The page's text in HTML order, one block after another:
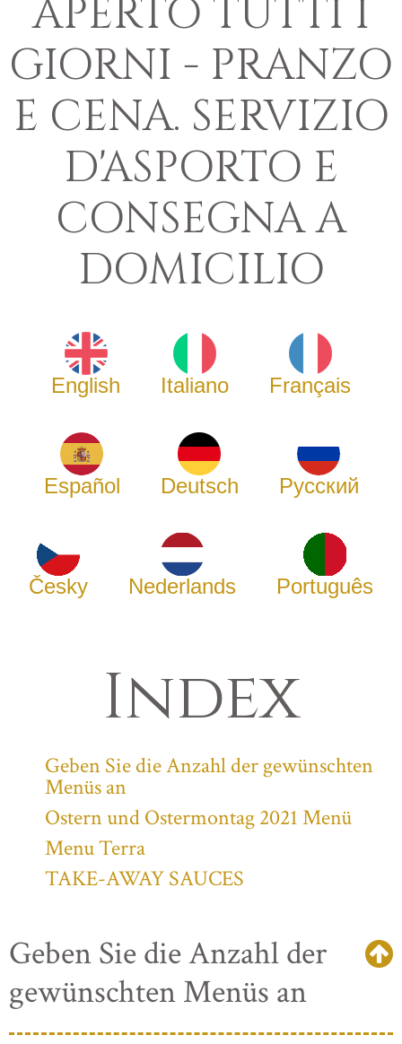
APERTO TUTTI I
GIORNI - PRANZO
E CENA. SERVIZIO
D'ASPORTO E
CONSEGNA A
DOMICILIO
English Italiano Français
Español Deutsch Русский
Česky Nederlands Português
Index
Geben Sie die Anzahl der gewünschten
Menüs an
Ostern und Ostermontag 2021 Menü
Menu Terra
TAKE-AWAY SAUCES
Geben Sie die Anzahl der
gewünschten Menüs an